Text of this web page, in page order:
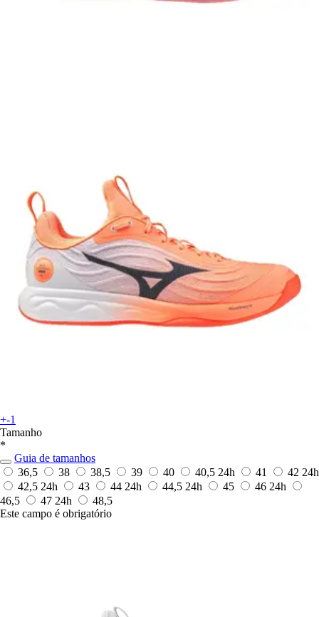
+-1
Tamanho
*
Guia de tamanhos
36,5
38 38,5 39 40 40,5 24h 41 42 24h
42,5 24h 43 44 24h 44,5 24h 45 46 24h
46,5
47 24h
48,5
Este campo é obrigatório